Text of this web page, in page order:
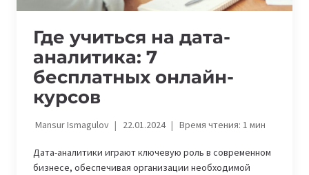
Где учиться на дата-
аналитика: 7
бесплатных онлайн-
курсов
Mansur Ismagulov 22.01.2024 Время чтения: 1мин
Дата-аналитики играют ключевую роль в современном
бизнесе, обеспечивая организации необходимой